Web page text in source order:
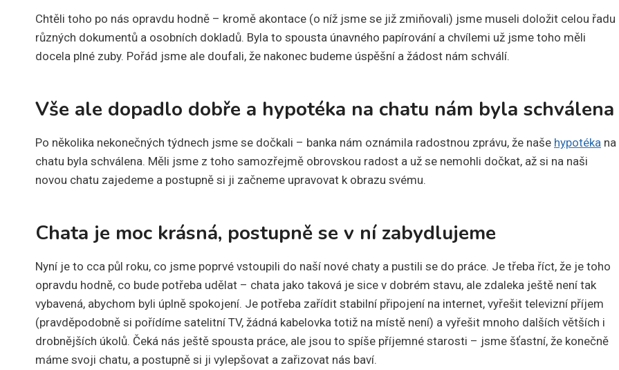
Chtěli toho po nás opravdu hodně – kromě akontace (o níž jsme se již zmiňovali) jsme museli doložit celou řadu
různých dokumentů a osobních dokladů. Byla to spousta únavného papírování a chvílemi už jsme toho měli
docela plné zuby. Pořád jsme ale doufali, že nakonec budeme úspěšní a žádost nám schválí.
Vše ale dopadlo dobře a hypotéka na chatu nám byla schválena
Po několika nekonečných týdnech jsme se dočkali – banka nám oznámila radostnou zprávu, že naše hypotéka na
chatu byla schválena. Měli jsme z toho samozřejmě obrovskou radost a už se nemohli dočkat, až si na naši
novou chatu zajedeme a postupně si ji začneme upravovat k obrazu svému.
Chata je moc krásná, postupně se v ní zabydlujeme
Nyní je to cca půl roku, co jsme poprvé vstoupili do naší nové chaty a pustili se do práce. Je třeba říct, že je toho
opravdu hodně, co bude potřeba udělat – chata jako taková je sice v dobrém stavu, ale zdaleka ještě není tak
vybavená, abychom byli úplně spokojení. Je potřeba zařídit stabilní připojení na internet, vyřešit televizní příjem
(pravděpodobně si pořídíme satelitní TV, žádná kabelovka totiž na místě není) a vyřešit mnoho dalších větších i
drobnějších úkolů. Čeká nás ještě spousta práce, ale jsou to spíše příjemné starosti – jsme šťastní, že konečně
máme svoji chatu, a postupně si ji vylepšovat a zařizovat nás baví.